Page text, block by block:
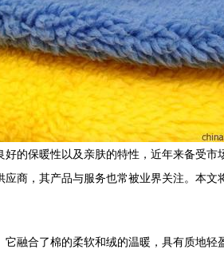
的保暖性以及亲肤的特性，近年来备受
商，其产品与服务也常被业界关注。本文
融合了棉的柔软和绒的温暖，具有质地